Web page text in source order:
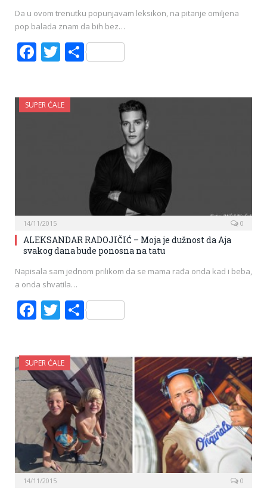
Da u ovom trenutku popunjavam leksikon, na pitanje omiljena
pop balada znam da bih bez…
Facebook
Twitter
Share
SUPER ĆALE
14/11/2015 0
ALEKSANDAR RADOJIČIĆ – Moja je dužnost da Aja
svakog dana bude ponosna na tatu
Napisala sam jednom prilikom da se mama rađa onda kad i beba,
a onda shvatila…
Facebook
Twitter
Share
SUPER ĆALE
14/11/2015 0